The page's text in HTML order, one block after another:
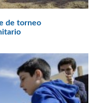
de torneo